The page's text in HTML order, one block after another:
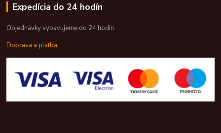
Expedícia do 24 hodín
Objednávky vybavujeme do 24 hodín.
Doprava a platba